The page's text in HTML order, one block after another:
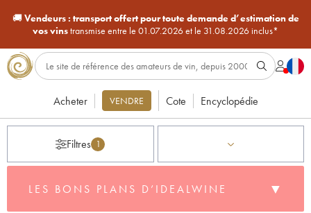
🚚Vendeurs : transport offert pour toute demande d’estimation de
vos vinstransmise entre le 01.07.2026 et le 31.08.2026 inclus*
Acheter VENDRE Cote Encyclopédie
Filtres 1
LES BONS PLANS D’IDEALWINE ▼